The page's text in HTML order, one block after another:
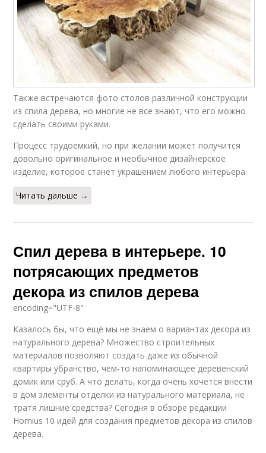
Также встречаются фото столов различной конструкции
из спила дерева, но многие не все знают, что его можно
сделать своими руками.
Процесс трудоемкий, но при желании может получится
довольно оригинальное и необычное дизайнерское
изделие, которое станет украшением любого интерьера.
Читать дальше →
Спил дерева в интерьере. 10
потрясающих предметов
декора из спилов дерева
encoding="UTF-8"
Казалось бы, что ещё мы не знаем о вариантах декора из
натурального дерева? Множество строительных
материалов позволяют создать даже из обычной
квартиры убранство, чем-то напоминающее деревенский
домик или сруб. А что делать, когда очень хочется внести
в дом элементы отделки из натурального материала, не
тратя лишние средства? Сегодня в обзоре редакции
Homius 10 идей для создания предметов декора из спилов
дерева.